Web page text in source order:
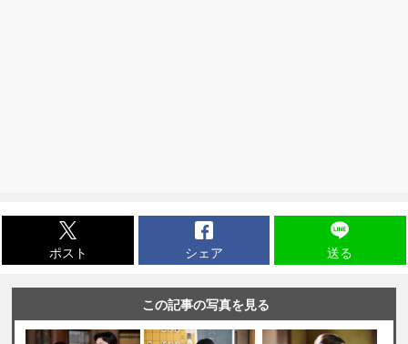
ポスト シェア 送る
この記事の写真を見る